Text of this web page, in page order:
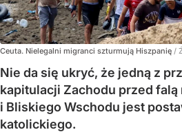
Ceuta. Nielegalni migranci szturmują Hiszpanię /
Nie da się ukryć, że jedną z
kapitulacji Zachodu przed
i Bliskiego Wschodu jest
katolickiego.